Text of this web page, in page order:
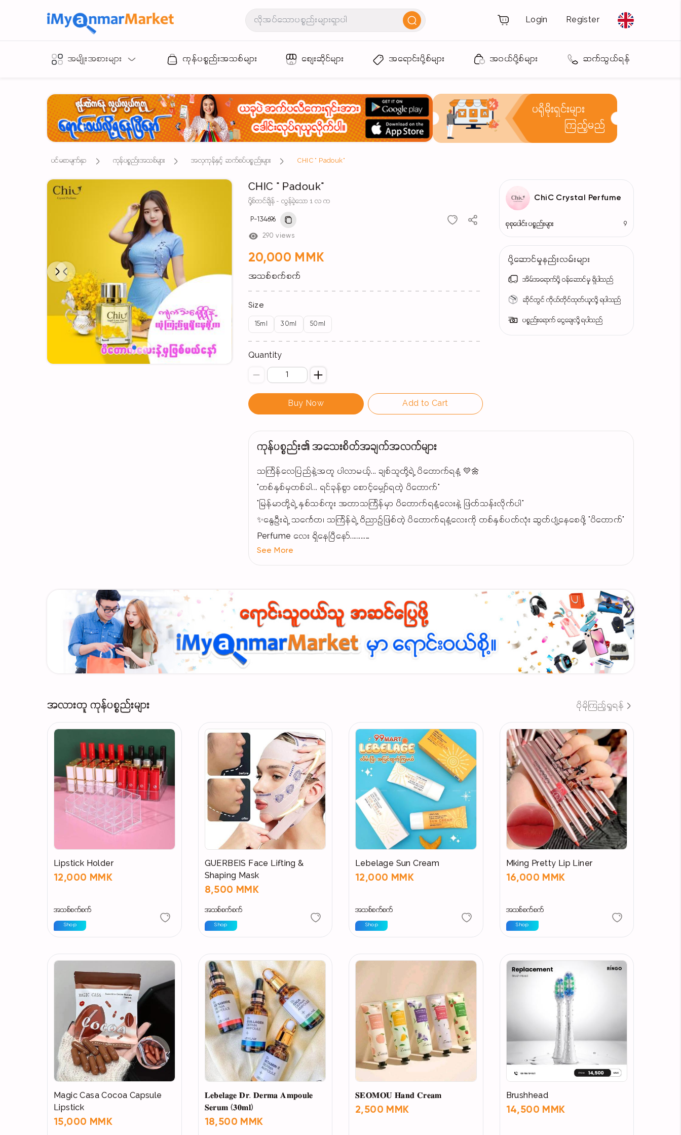
Login Register
အမျိုးအစားများ ကုန်ပစ္စည်းအသစ်များ စျေးဆိုင်များ အရောင်းပို့စ်များ အဝယ်ပို့စ်များ ဆက်သွယ်ရန်
ပရိုမိုးရှင်းများ
ကြည့်မည်
ပင်မစာမျက်နှာ ကုန်ပစ္စည်းအသစ်များ အလှကုန်နှင့် ဆက်စပ်ပစ္စည်းများ CHIC " Padouk"
Previous
Next
CHIC " Padouk"
ပို့စ်တင်ချိန် - လွန်ခဲ့သော 1 လ က
P-134696
290 views
20,000 MMK
အသစ်စက်စက်
Size
15ml 30ml 50ml
Quantity
Buy Now Add to Cart
ChiC Crystal Perfume
စုစုပေါင်း ပစ္စည်းများ 9
ပို့ဆောင်မှုနည်းလမ်းများ
အိမ်အရောက်ပို့ ဝန်ဆောင်မှု ရှိပါသည်
ဆိုင်တွင် ကိုယ်တိုင်ထုတ်ယူလို့ ရပါသည်
ပစ္စည်းရောက် ငွေချေလို့ ရပါသည်
ကုန်ပစ္စည်း၏ အသေးစိတ်အချက်အလက်များ
သင်္ကြန်လေပြည်နဲ့အတူ ပါလာမယ့်... ချစ်သူတို့ရဲ့ ပိတောက်ရနံ့ 💛🌼
​"တစ်နှစ်မှတစ်ခါ... ရင်ခုန်စွာ စောင့်မျှော်ရတဲ့ ပိတောက်"
"မြန်မာတို့ရဲ့ နှစ်သစ်ကူး အတာသင်္ကြန်မှာ ပိတောက်ရနံ့လေးနဲ့ ဖြတ်သန်းလိုက်ပါ"
✨နွေဦးရဲ့ သင်္ကေတ၊ သင်္ကြန်ရဲ့ ဝိညာဉ်ဖြစ်တဲ့ ပိတောက်ရနံ့လေးကို တစ်နှစ်ပတ်လုံး ဆွတ်ပျံ့နေစေဖို့ "ပိတောက်"
Perfume လေး ရှိနေပြီနော်.........
🌼ရိုးရာမပျက် နူးညံ့သင်းပျံ့တဲ့ ပိတောက်စစ်စစ် ရနံ့ကို ခံစားရမှာပါ........
​🌼​ဒီနှစ်သင်္ကြန်မှာ အတာရေနဲ့အတူ ကိုယ့်အနားကပ်လာသူတိုင်း အေးချမ်းသွားစေဖို့ ပိတောက်ကို ခုပဲအမြန်မှာ
ယူလိုက်တော့နော်........
ပိတောက်တွေ မပွင့်သေးခင်မှာပဲ ချစ်တို့ကအရင် မွှေးနေလို့ ရပြီပေါ့ 😉
15ml 20000
See More
အလားတူ ကုန်ပစ္စည်းများ ပိုမိုကြည့်ရှုရန်
Lipstick Holder
12,000 MMK
အသစ်စက်စက်
Shop
GUERBEIS Face Lifting &
Shaping Mask
8,500 MMK
အသစ်စက်စက်
Shop
Lebelage Sun Cream
12,000 MMK
အသစ်စက်စက်
Shop
Mking Pretty Lip Liner
16,000 MMK
အသစ်စက်စက်
Shop
Magic Casa Cocoa Capsule
Lipstick
15,000 MMK
𝐋𝐞𝐛𝐞𝐥𝐚𝐠𝐞 𝐃𝐫. 𝐃𝐞𝐫𝐦𝐚 𝐀𝐦𝐩𝐨𝐮𝐥𝐞
𝐒𝐞𝐫𝐮𝐦 (𝟑𝟎𝐦𝐥)
18,500 MMK
𝐒𝐄𝐎𝐌𝐎𝐔 𝐇𝐚𝐧𝐝 𝐂𝐫𝐞𝐚𝐦
2,500 MMK
Brushhead
14,500 MMK